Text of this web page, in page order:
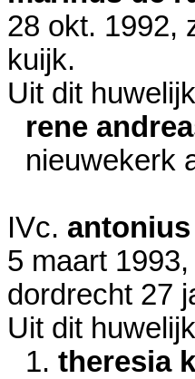
28 okt. 1992,
kuijk.
Uit dit
rene
nieuwekerk
IVc.
5 maart 1993
dordrecht 27
Uit dit
1. theresia